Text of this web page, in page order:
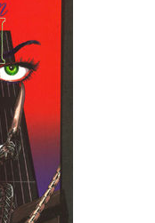
Physics)
Physics)